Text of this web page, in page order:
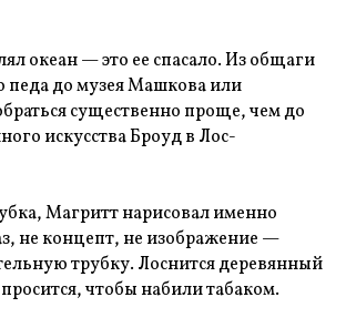
океан — это ее спасало. Из общаги
педа до музея Машкова или
существенно проще, чем до
искусства Броуд в Лос-
Магритт нарисовал именно
не концепт, не изображение —
трубку. Лоснится деревянный
чтобы набили табаком.